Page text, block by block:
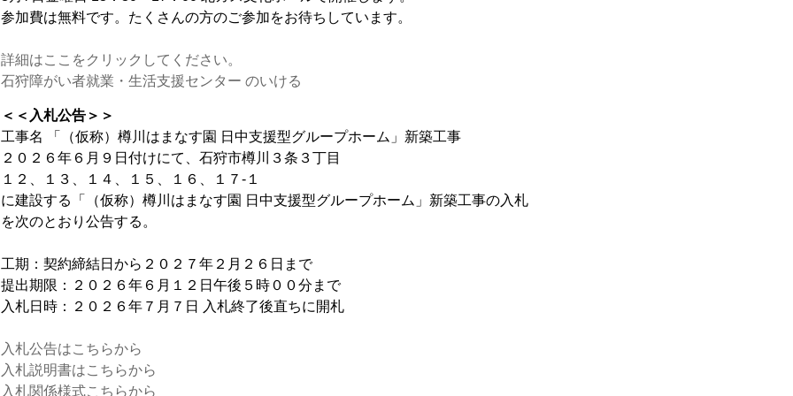
参加費は無料です。たくさんの方のご参加をお待ちしています。
詳細はここをクリックしてください。
石狩障がい者就業・生活支援センター のいける
＜＜入札公告＞＞
工事名 「（仮称）樽川はまなす園 日中支援型グループホーム」新築工事
２０２６年６月９日付けにて、石狩市樽川３条３丁目
１２、１３、１４、１５、１６、１７-１
に建設する「（仮称）樽川はまなす園 日中支援型グループホーム」新築工事の入札
を次のとおり公告する。
工期：契約締結日から２０２７年２月２６日まで
提出期限：２０２６年６月１２日午後５時００分まで
入札日時：２０２６年７月７日 入札終了後直ちに開札
入札公告はこちらから
入札説明書はこちらから
入札関係様式こちらから